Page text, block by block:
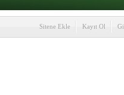
Sitene Ekle Kayıt Ol